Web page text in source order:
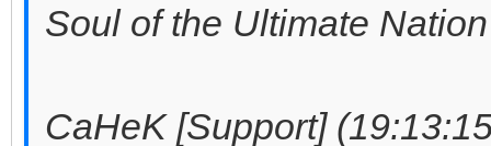
Soul of the Ultimate Nation
CaHeK [Support]